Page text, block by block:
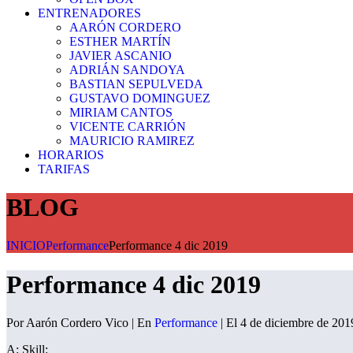
ENTRENADORES
AARÓN CORDERO
ESTHER MARTÍN
JAVIER ASCANIO
ADRIÁN SANDOYA
BASTIAN SEPULVEDA
GUSTAVO DOMINGUEZ
MIRIAM CANTOS
VICENTE CARRIÓN
MAURICIO RAMIREZ
HORARIOS
TARIFAS
BLOG
INICIOPerformancePerformance 4 dic 2019
Performance 4 dic 2019
Por Aarón Cordero Vico | En Performance | El 4 de diciembre de
A: Skill: